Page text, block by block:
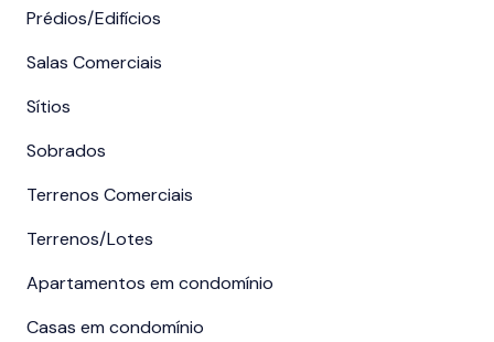
Prédios/Edifícios
Salas Comerciais
Sítios
Sobrados
Terrenos Comerciais
Terrenos/Lotes
Apartamentos em condomínio
Casas em condomínio